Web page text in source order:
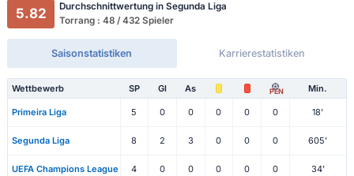
5.82
Durchschnittwertung in Segunda Liga
Torrang : 48 / 432 Spieler
Saisonstatistiken Karrierestatistiken
Wettbewerb SP Gl As PEN Min.
Primeira Liga 5 0 0 0 0 0 18'
Segunda Liga 8 2 3 0 0 0 605'
UEFA Champions League 4 0 0 0 0 0 34'